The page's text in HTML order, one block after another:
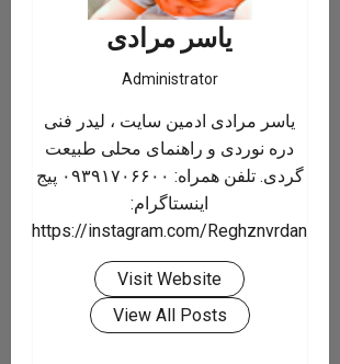
یاسر مرادی
Administrator
یاسر مرادی ادمین سایت ، لیدر فنی
دره نوردی و راهنمای محلی طبیعت
گردی. تلفن همراه: ۰۹۳۹۱۷۰۶۶۰۰ پیج
اینستاگرام:
https://instagram.com/Reghznvrdan
Visit Website
View All Posts